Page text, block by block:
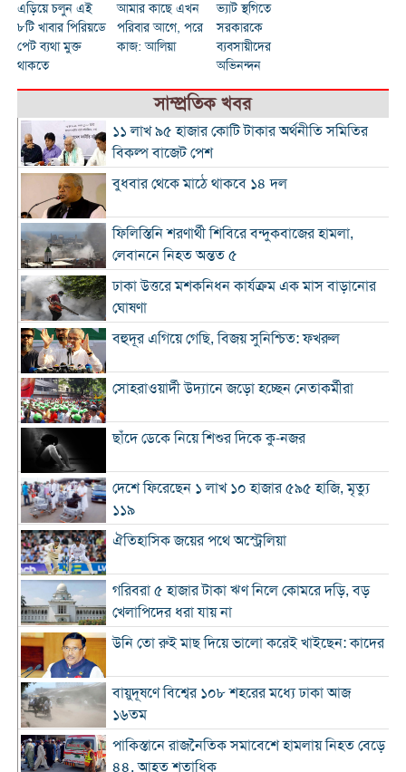
এড়িয়ে চলুন এই
৮টি খাবার পিরিয়ডে
পেট ব্যথা মুক্ত
থাকতে
আমার কাছে এখন
পরিবার আগে, পরে
কাজ: আলিয়া
ভ্যাট স্থগিতে
সরকারকে
ব্যবসায়ীদের
অভিনন্দন
সাম্প্রতিক খবর
১১ লাখ ৯৫ হাজার কোটি টাকার অর্থনীতি সমিতির
বিকল্প বাজেট পেশ
বুধবার থেকে মাঠে থাকবে ১৪ দল
ফিলিস্তিনি শরণার্থী শিবিরে বন্দুকবাজের হামলা,
লেবাননে নিহত অন্তত ৫
ঢাকা উত্তরে মশকনিধন কার্যক্রম এক মাস বাড়ানোর
ঘোষণা
বহুদূর এগিয়ে গেছি, বিজয় সুনিশ্চিত: ফখরুল
সোহরাওয়ার্দী উদ্যানে জড়ো হচ্ছেন নেতাকর্মীরা
ছাঁদে ডেকে নিয়ে শিশুর দিকে কু-নজর
দেশে ফিরেছেন ১ লাখ ১০ হাজার ৫৯৫ হাজি, মৃত্যু
১১৯
ঐতিহাসিক জয়ের পথে অস্ট্রেলিয়া
গরিবরা ৫ হাজার টাকা ঋণ নিলে কোমরে দড়ি, বড়
খেলাপিদের ধরা যায় না
উনি তো রুই মাছ দিয়ে ভালো করেই খাইছেন: কাদের
বায়ুদূষণে বিশ্বের ১০৮ শহরের মধ্যে ঢাকা আজ
১৬তম
পাকিস্তানে রাজনৈতিক সমাবেশে হামলায় নিহত বেড়ে
৪৪, আহত শতাধিক